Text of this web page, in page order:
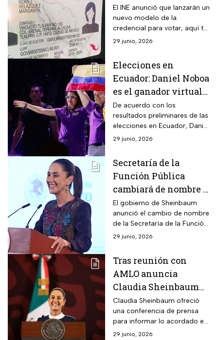
infalsificable
El INE anunció que lanzarán un
nuevo modelo de la
credencial para votar, aquí te
decimos cuáles son los
29 junio, 2026
Elecciones en
Ecuador: Daniel Noboa
es el ganador virtual
con más del 50% de los
votos
De acuerdo con los
resultados preliminares de las
elecciones en Ecuador, Daniel
Noboa se alza con más del
virtual.
29 junio, 2026
Secretaría de la
Función Pública
cambiará de nombre y
estas serán las
funciones
El gobierno de Sheinbaum
anunció el cambio de nombre
de la Secretaría de la Función
Pública y las nuevas funciones
29 junio, 2026
Tras reunión con
AMLO anuncia
Claudia Sheinbaum
que próxima semana
nombrará gabinete de
Gobierno
Claudia Sheinbaum ofreció
una conferencia de prensa
para informar lo acordado en
el encuentro con el presidente
29 junio, 2026